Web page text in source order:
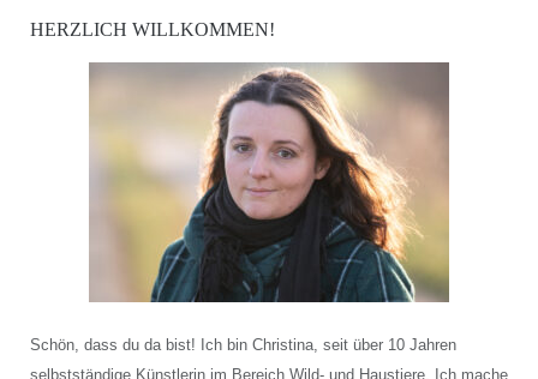
HERZLICH WILLKOMMEN!
Schön, dass du da bist! Ich bin Christina, seit über 10 Jahren
selbstständige Künstlerin im Bereich Wild- und Haustiere. Ich mache